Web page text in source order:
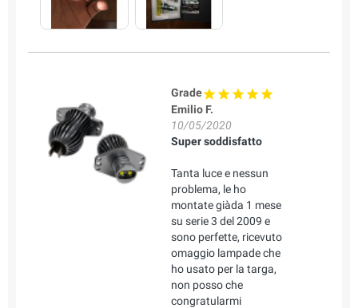
Grade
Emilio F.
10/05/2020
Super soddisfatto
Tanta luce e nessun
problema, le ho
montate giàda 1 mese
su serie 3 del 2009 e
sono perfette, ricevuto
omaggio lampade che
ho usato per la targa,
non posso che
congratularmi